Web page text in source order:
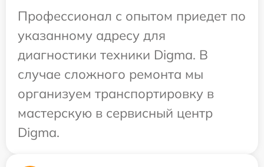
Профессионал с опытом приедет по
указанному адресу для
диагностики техники Digma. В
случае сложного ремонта мы
организуем транспортировку в
мастерскую в сервисный центр
Digma.